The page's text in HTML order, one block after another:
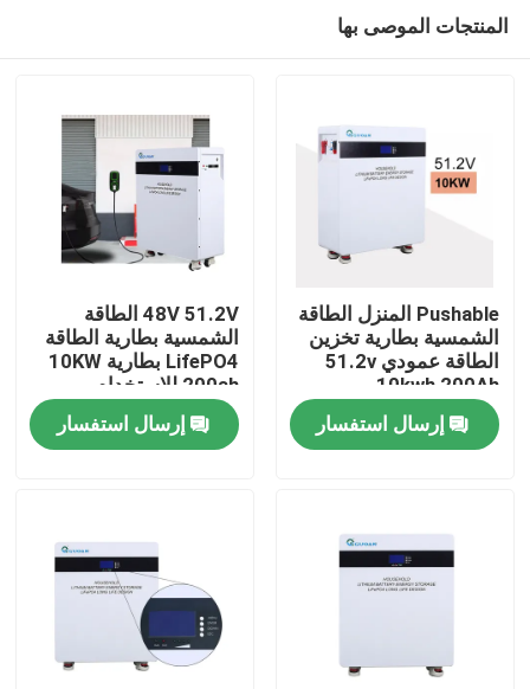
بيت
منتجات
معلومات عنا
جولة في المعمل
المنتجات الموصى بها
Pushable المنزل الطاقة
الشمسية بطارية تخزين
الطاقة عمودي 51.2v
10kwh 200Ah
إرسال استفسار
48V 51.2V الطاقة
الشمسية بطارية الطاقة
LifePO4 بطارية 10KW
200ah للاستخدام
المنزلي
إرسال استفسار